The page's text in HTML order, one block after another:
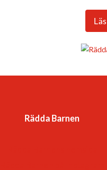
Internationella Rädda
barnrättsorganisationer
Rädda Barnen